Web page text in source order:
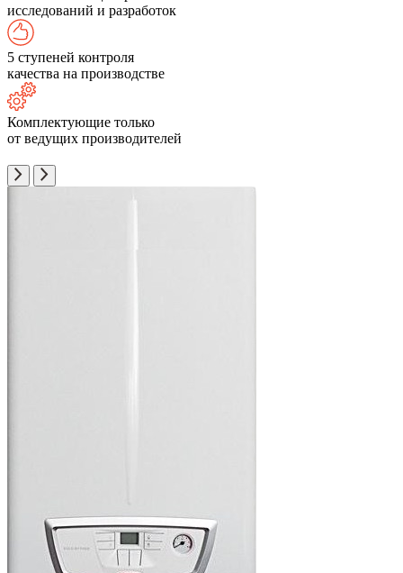
исследований и разработок
5 ступеней контроля
качества на производстве
Комплектующие только
от ведущих производителей